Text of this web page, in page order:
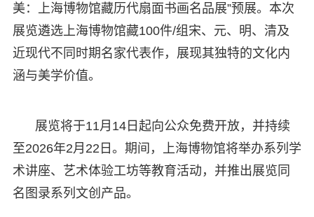
美：上海博物馆藏历代扇面书画名品展”预展。本次
展览遴选上海博物馆藏100件/组宋、元、明、清及
近现代不同时期名家代表作，展现其独特的文化内
涵与美学价值。
展览将于11月14日起向公众免费开放，并持续
至2026年2月22日。期间，上海博物馆将举办系列学
术讲座、艺术体验工坊等教育活动，并推出展览同
名图录系列文创产品。